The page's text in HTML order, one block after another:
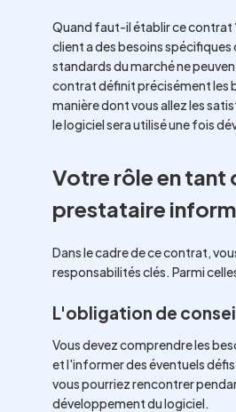
Quand faut-il établir ce contrat
client a des besoins spécifiques
standards du marché ne
contrat définit précisément les
manière dont vous allez les
le logiciel sera utilisé une fois
Votre rôle en tant
prestataire
Dans le cadre de ce contrat,
responsabilités clés. Parmi
L'obligation de
Vous devez comprendre les
et l'informer des éventuels
vous pourriez rencontrer
développement du logiciel.